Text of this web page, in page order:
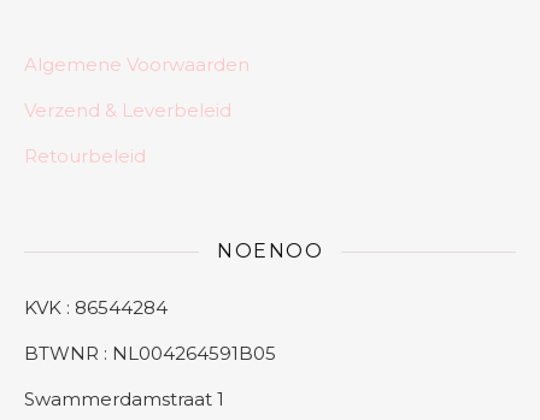
Algemene Voorwaarden
Verzend & Leverbeleid
Retourbeleid
NOENOO
KVK : 86544284
BTWNR : NL004264591B05
Swammerdamstraat 1